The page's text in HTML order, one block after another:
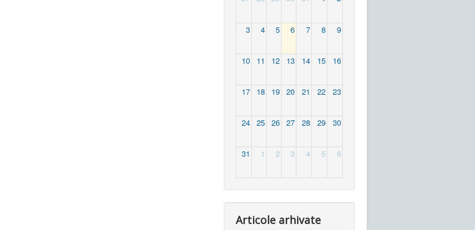
3 4 5 6 7 8 9
10 11 12 13 14 15 16
17 18 19 20 21 22 23
24 25 26 27 28 29 30
31 1 2 3 4 5 6
Articole arhivate